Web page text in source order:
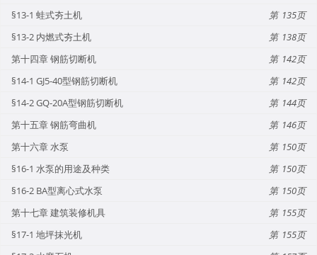
§13-1 蛙式夯土机
135
§13-2 内燃式夯土机
138
第十四章 钢筋切断机
142
§14-1 GJ5-40型钢筋切断机
142
§14-2 GQ-20A型钢筋切断机
144
第十五章 钢筋弯曲机
146
第十六章 水泵
150
§16-1 水泵的用途及种类
150
§16-2 BA型离心式水泵
150
第十七章 建筑装修机具
155
§17-1 地坪抹光机
155